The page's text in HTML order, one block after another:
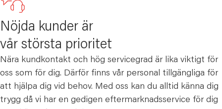
Nöjda kunder är
vår största prioritet
Nära kundkontakt och hög servicegrad är lika viktigt för
oss som för dig. Därför finns vår personal tillgängliga för
att hjälpa dig vid behov. Med oss kan du alltid känna dig
trygg då vi har en gedigen eftermarknadsservice för dig